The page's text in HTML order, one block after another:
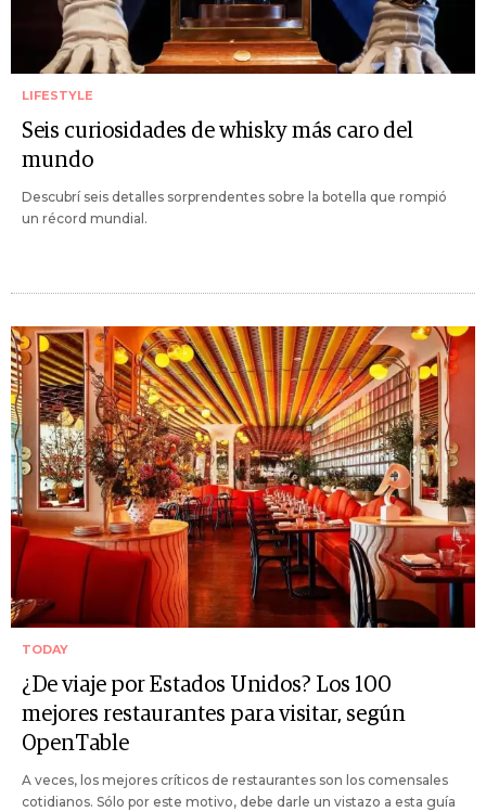
LIFESTYLE
Seis curiosidades de whisky más caro del
mundo
Descubrí seis detalles sorprendentes sobre la botella que rompió
un récord mundial.
TODAY
¿De viaje por Estados Unidos? Los 100
mejores restaurantes para visitar, según
OpenTable
A veces, los mejores críticos de restaurantes son los comensales
cotidianos. Sólo por este motivo, debe darle un vistazo a esta guía